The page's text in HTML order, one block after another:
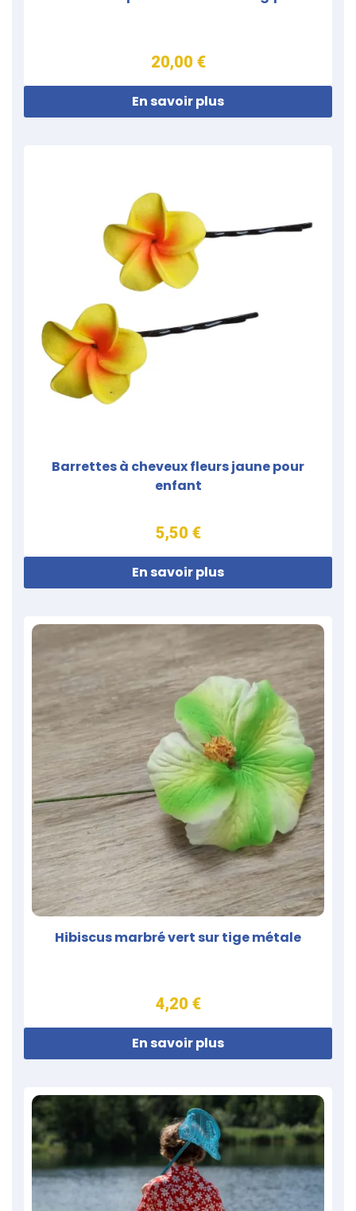
20,00 €
En savoir plus
Barrettes à cheveux fleurs jaune pour
enfant
5,50 €
En savoir plus
Hibiscus marbré vert sur tige métale
4,20 €
En savoir plus